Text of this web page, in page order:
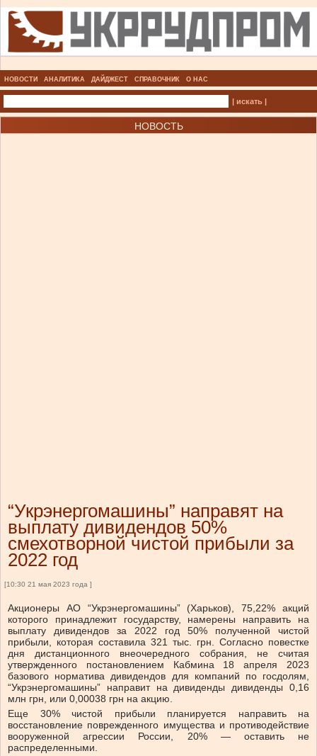
НОВОСТИ АНАЛИТИКА ДАЙДЖЕСТ СПРАВОЧНИК О НАС
| искать |
НОВОСТЬ
“Укрэнергомашины” направят на
выплату дивидендов 50%
смехотворной чистой прибыли за
2022 год
[10:30 21 мая 2023 года ]
Акционеры АО “Укрэнергомашины” (Харьков), 75,22% акций
которого принадлежит государству, намерены направить на
выплату дивидендов за 2022 год 50% полученной чистой
прибыли, которая составила 321 тыс. грн. Согласно повестке
дня дистанционного внеочередного собрания, не считая
утвержденного постановлением Кабмина 18 апреля 2023
базового норматива дивидендов для компаний по госдолям,
“Укрэнергомашины” направит на дивиденды дивиденды 0,16
млн грн, или 0,00038 грн на акцию.
Еще 30% чистой прибыли планируется направить на
восстановление поврежденного имущества и противодействие
вооруженной агрессии России, 20% — оставить не
распределенными.